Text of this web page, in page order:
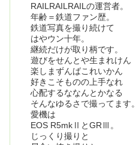
RAILRAILRAILの運営者。
年齢＝鉄道ファン歴。
鉄道写真を撮り続けて
はやウン十年。
継続だけが取り柄です。
遊びをせんとや生まれけん
楽しまずんばこれいかん
好きこそものの上手なれ
心配するななんとかなる
そんなゆるさで撮ってます。
愛機は
EOS R5mkⅡとGRⅢ。
じっくり撮りと